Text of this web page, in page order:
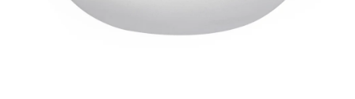
SUBSTRÁTY A HNOJIVÁ